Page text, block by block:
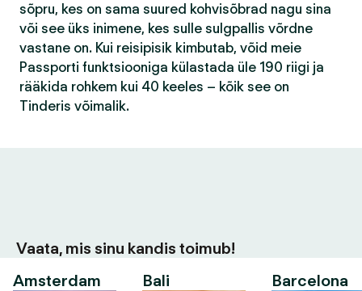
sõpru, kes on sama suured kohvisõbrad nagu sina
või see üks inimene, kes sulle sulgpallis võrdne
vastane on. Kui reisipisik kimbutab, võid meie
Passporti funktsiooniga külastada üle 190 riigi ja
rääkida rohkem kui 40 keeles – kõik see on
Tinderis võimalik.
Vaata, mis sinu kandis toimub!
Amsterdam
Bali Barcelona